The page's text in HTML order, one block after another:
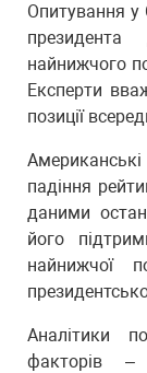
Опитування у
найнижчого
Експерти
позиції
падіння
даними
його
найнижчої
Аналітики
факторів –